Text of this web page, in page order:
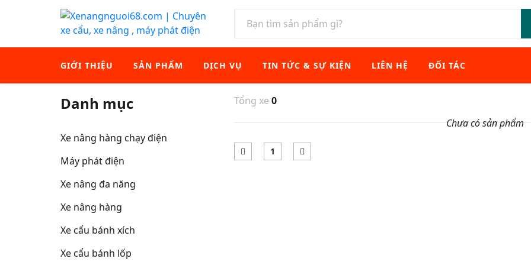
GIỚI THIỆU SẢN PHẨM DỊCH VỤ TIN TỨC & SỰ KIỆN LIÊN HỆ ĐỐI TÁC
Danh mục
Xe nâng hàng chạy điện
Máy phát điện
Xe nâng đa năng
Xe nâng hàng
Xe cẩu bánh xích
Xe cẩu bánh lốp
Tổng xe 0
Chưa có sản phẩm
1